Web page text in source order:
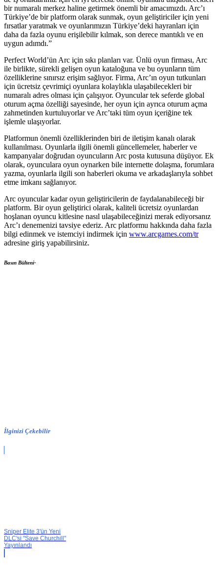
bir numaralı merkez haline getirmek önemli bir amacımızdı. Arc’ı
Türkiye’de bir platform olarak sunmak, oyun geliştiriciler için yeni
fırsatlar yaratmak ve oyunlarımızın Türkiye’deki hayranları için
daha da fazla oyunu erişilebilir kılmak, son derece mantıklı ve en
uygun adımdı.”
Perfect World’ün Arc için sıkı planları var. Ünlü oyun firması, Arc
ile birlikte, sürekli gelişen oyun kataloğuna ve bu oyunların tüm
özelliklerine sınırsız erişim sağlıyor. Firma, Arc’ın oyun tutkunları
için ücretsiz çevrimiçi oyunlara kolaylıkla ulaşabilecekleri bir
numaralı adres olması için çalışıyor. Oyuncular tek seferde global
oturum açma özelliği sayesinde, her oyun için ayrıca oturum açma
zahmetinden kurtuluyorlar ve Arc’taki tüm oyun içeriğine tek
işlemle ulaşıyorlar.
Platformun önemli özelliklerinden biri de iletişim kanalı olarak
kullanılması. Oyunlarla ilgili önemli güncellemeler, haberler ve
kampanyalar doğrudan oyuncuların Arc posta kutusuna düşüyor. Ek
olarak, oyunculara oyun oynarken bile internette dolaşma, forumlara
yazma, oyunlarla ilgili son haberleri okuma ve arkadaşlarıyla sohbet
etme imkanı sağlanıyor.
Arc oyuncular kadar oyun geliştiricilerin de faydalanabileceği bir
platform. Bir oyun geliştirici olarak, kaliteli ücretsiz oyunlardan
hoşlanan oyuncu kitlesine nasıl ulaşabileceğinizi merak ediyorsanız
Arc’ı denemenizi tavsiye ederiz. Arc platformu hakkında daha fazla
bilgi edinmek ve istemciyi indirmek için www.arcgames.com/tr
adresine giriş yapabilirsiniz.
Basın Bülteni-
İlginizi Çekebilir
Sniper Elite 3'ün Yeni
DLC'si "Save Churchill"
Yayınlandı